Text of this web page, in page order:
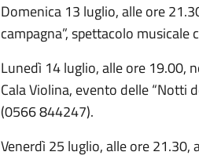
Domenica 13 luglio, alle ore
campagna”, spettacolo
Lunedì 14 luglio, alle ore 19.00,
Cala Violina, evento delle “Notti
(0566 844247).
Venerdì 25 luglio, alle ore 21.30,